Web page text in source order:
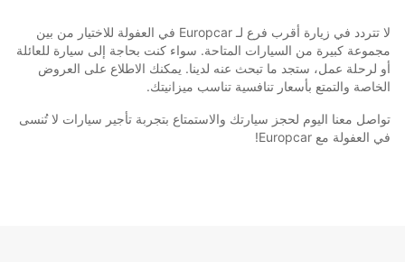
لا تتردد في زيارة أقرب فرع لـ Europcar في العفولة للاختيار من بين
مجموعة كبيرة من السيارات المتاحة. سواء كنت بحاجة إلى سيارة للعائلة
أو لرحلة عمل، ستجد ما تبحث عنه لدينا. يمكنك الاطلاع على العروض
الخاصة والتمتع بأسعار تنافسية تناسب ميزانيتك.
تواصل معنا اليوم لحجز سيارتك والاستمتاع بتجربة تأجير سيارات لا تُنسى
في العفولة مع Europcar!